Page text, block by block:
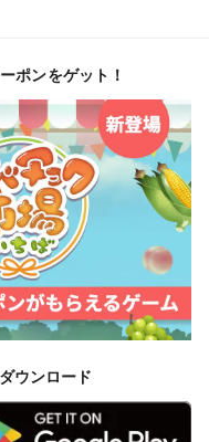
ポンをゲット！
ウンロード